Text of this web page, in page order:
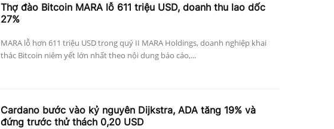
Thợ đào Bitcoin MARA lỗ 611 triệu USD, doanh thu lao dốc
27%
MARA lỗ hơn 611 triệu USD trong quý II MARA Holdings, doanh nghiệp khai
thác Bitcoin niêm yết lớn nhất theo nội dung báo cáo,...
Cardano bước vào kỷ nguyên Dijkstra, ADA tăng 19% và
đứng trước thử thách 0,20 USD